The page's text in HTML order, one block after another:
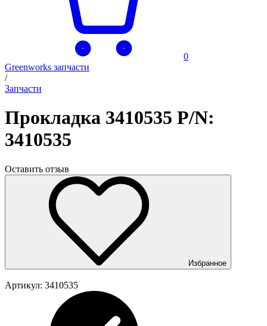
0
Greenworks запчасти
/
Запчасти
Прокладка 3410535 P/N:
3410535
Оставить отзыв
Избранное
Артикул: 3410535